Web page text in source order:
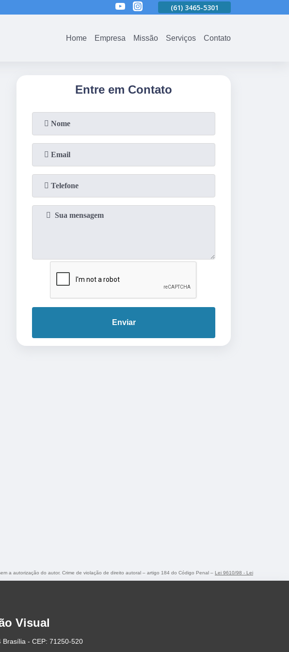
3465-5301 (61) 3465-5301
Home Empresa Missão Serviços Contato
Entre em Contato
Enviar
a autorização do autor. Crime de violação de direito autoral – artigo 184 do Código Penal – Lei 9610/98 - Lei
Visual
Brasília - CEP: 71250-520